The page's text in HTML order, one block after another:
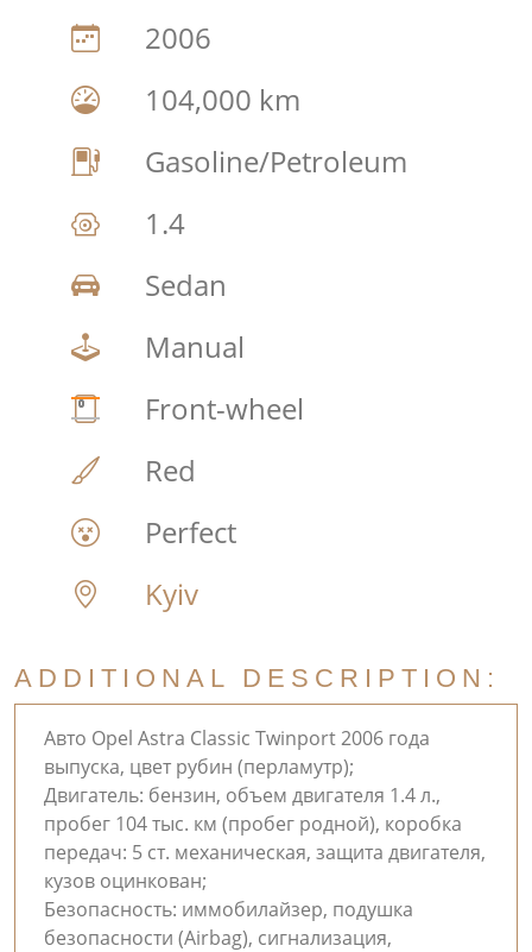
2006
104,000 km
Gasoline/Petroleum
1.4
Sedan
Manual
Front-wheel
Red
Perfect
Kyiv
ADDITIONAL DESCRIPTION:
Авто Opel Astra Classic Twinport 2006 года
выпуска, цвет рубин (перламутр);
Двигатель: бензин, объем двигателя 1.4 л.,
пробег 104 тыс. км (пробег родной), коробка
передач: 5 ст. механическая, защита двигателя,
кузов оцинкован;
Безопасность: иммобилайзер, подушка
безопасности (Airbag), сигнализация,